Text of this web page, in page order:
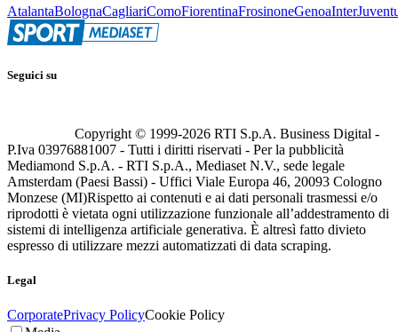
AtalantaBolognaCagliariComoFiorentinaFrosinoneGenoaInter
Seguici su
Copyright © 1999-2026 RTI S.p.A. Business Digital -
P.Iva 03976881007 - Tutti i diritti riservati - Per la pubblicità
Mediamond S.p.A. - RTI S.p.A., Mediaset N.V., sede legale
Amsterdam (Paesi Bassi) - Uffici Viale Europa 46, 20093 Cologno
Monzese (MI)Rispetto ai contenuti e ai dati personali trasmessi e/o
riprodotti è vietata ogni utilizzazione funzionale all’addestramento di
sistemi di intelligenza artificiale generativa. È altresì fatto divieto
espresso di utilizzare mezzi automatizzati di data scraping.
Legal
CorporatePrivacy PolicyCookie Policy